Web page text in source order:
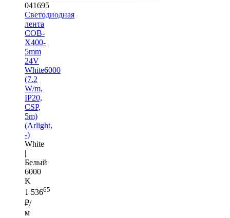
041695
Светодиодная
лента
COB-
X400-
5mm
24V
White6000
(7.2
W/m,
IP20,
CSP,
5m)
(Arlight,
-)
White
|
Белый
6000
K
1 53665
₽/
м